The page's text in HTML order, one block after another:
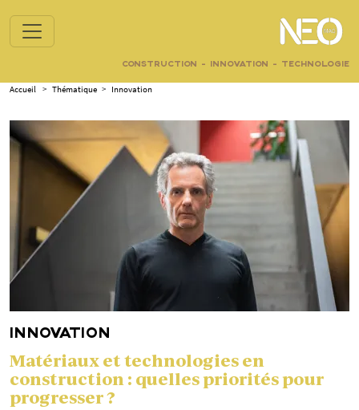
CONSTRUCTION - INNOVATION - TECHNOLOGIE
Accueil > Thématique > Innovation
INNOVATION
Matériaux et technologies en
construction : quelles priorités pour
progresser ?